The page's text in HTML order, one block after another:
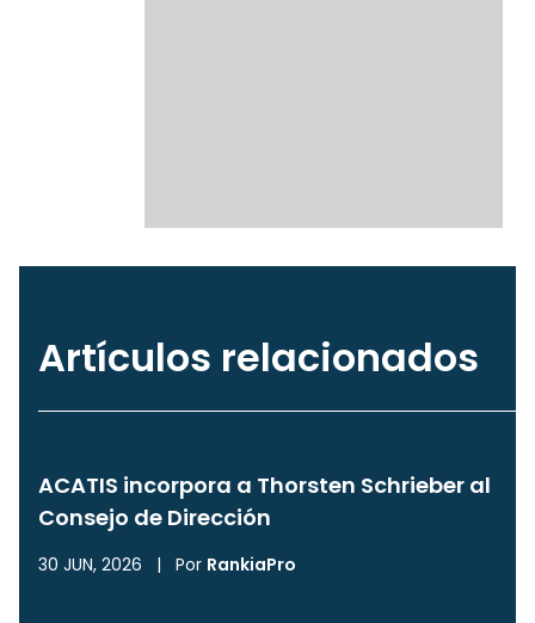
Artículos relacionados
ACATIS incorpora a Thorsten Schrieber al
Consejo de Dirección
30 JUN, 2026 | Por RankiaPro